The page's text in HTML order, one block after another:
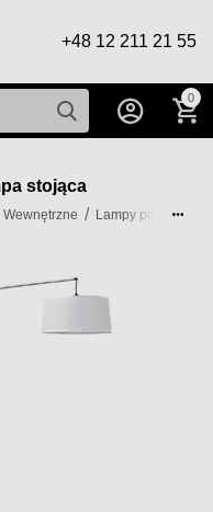
+48 12 211 21 55
0
stojąca
/ Lampy podłogowe